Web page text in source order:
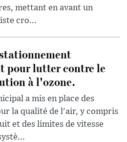
mettant en avant un
cro...
pour lutter contre le
à l'ozone.
a mis en place des
la qualité de l'air, y compris
et des limites de vitesse